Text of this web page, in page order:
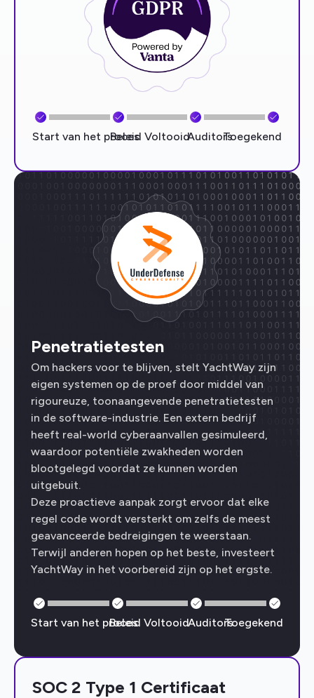
Start van het procesBeleid VoltooidAuditorsToegekend
Penetratietesten
Om hackers voor te blijven, stelt YachtWay zijn
eigen systemen op de proef door middel van
rigoureuze, toonaangevende penetratietesten
in de software-industrie. Een extern bedrijf
heeft real-world cyberaanvallen gesimuleerd,
waardoor potentiële zwakheden worden
blootgelegd voordat ze kunnen worden
uitgebuit.
Deze proactieve aanpak zorgt ervoor dat elke
regel code wordt versterkt om zelfs de meest
geavanceerde bedreigingen te weerstaan.
Terwijl anderen hopen op het beste, investeert
YachtWay in het voorbereid zijn op het ergste.
Start van het procesBeleid VoltooidAuditorsToegekend
SOC 2 Type 1 Certificaat